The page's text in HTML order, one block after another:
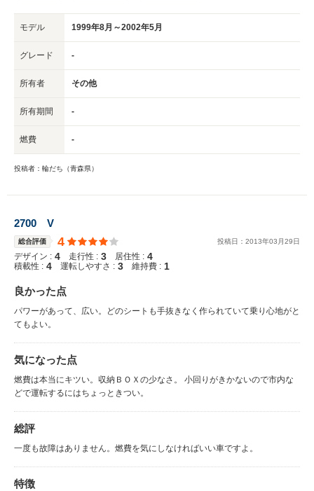
モデル 1999年8月～2002年5月
グレード -
所有者 その他
所有期間 -
燃費 -
投稿者：輪だち（青森県）
2700 V
総合評価 4 投稿日： 2013年03 月29日
デザイン : 4 走行性 : 3 居住性 : 4
積載性 : 4 運転しやすさ : 3 維持費 : 1
良かった点
パワーがあって、広い。どのシートも手抜きなく作られていて乗り心地がと
てもよい。
気になった点
燃費は本当にキツい。収納ＢＯＸの少なさ。 小回りがきかないので市内な
どで運転するにはちょっときつい。
総評
一度も故障はありません。燃費を気にしなければいい車ですよ。
特徴